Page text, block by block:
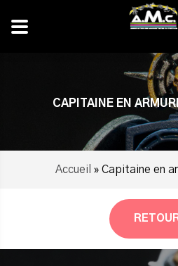
CAPITAINE EN
Accueil » Capitaine en
Panneau de gestion des cookies